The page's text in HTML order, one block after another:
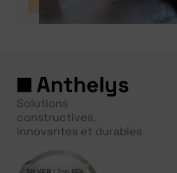
Solutions
constructives,
innovantes et durables